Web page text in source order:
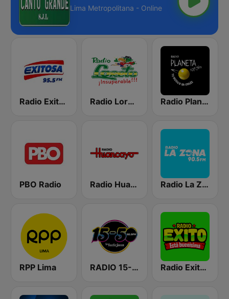
Lima Metropolitana - Online
Radio Exitosa Radio Loreto Radio Planeta
PBO Radio Radio Huancayo Radio La Zona
RPP Lima RADIO 15-50 Radio Exito FM